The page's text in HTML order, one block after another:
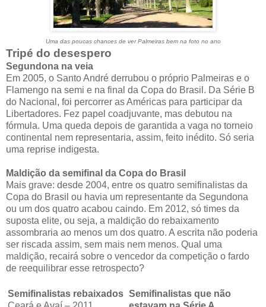
Uma das poucas chances de ver Palmeiras bem na foto no ano
Tripé do desespero
Segundona na veia
Em 2005, o Santo André derrubou o próprio Palmeiras e o
Flamengo na semi e na final da Copa do Brasil. Da Série B
do Nacional, foi percorrer as Américas para participar da
Libertadores. Fez papel coadjuvante, mas debutou na
fórmula. Uma queda depois de garantida a vaga no torneio
continental nem representaria, assim, feito inédito. Só seria
uma reprise indigesta.
Maldição da semifinal da Copa do Brasil
Mais grave: desde 2004, entre os quatro semifinalistas da
Copa do Brasil ou havia um representante da Segundona
ou um dos quatro acabou caindo. Em 2012, só times da
suposta elite, ou seja, a maldição do rebaixamento
assombraria ao menos um dos quatro. A escrita não poderia
ser riscada assim, sem mais nem menos. Qual uma
maldição, recairá sobre o vencedor da competição o fardo
de reequilibrar esse retrospecto?
Semifinalistas rebaixados Semifinalistas que não